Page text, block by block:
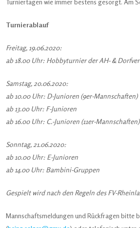
Turnierablauf
Freitag, 19.06.2020:
ab 18.00 Uhr: Hobbyturnier der AH- &
Samstag, 20.06.2020:
ab 10.00 Uhr: D-Junioren (9er-Mannschaften)
ab 13.00 Uhr: F-Junioren
ab 16.00 Uhr: C.-Junioren (11er-Mannschaften)
Sonntag, 21.06.2020:
ab 10.00 Uhr: E-Junioren
ab 14.00 Uhr: Bambini-Gruppen
Gespielt wird nach den Regeln des FV-
Mannschaftsmeldungen und Rückfragen bitte